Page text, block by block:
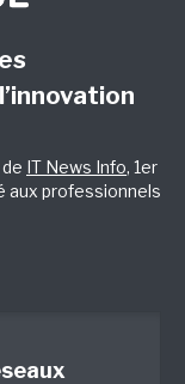
IT News Info, 1er
aux professionnels